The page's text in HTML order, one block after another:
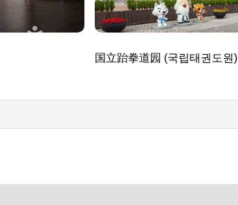
国立跆拳道园 (국립태권도원)